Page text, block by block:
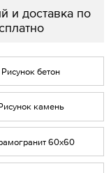
и доставка по
Рисунок бетон
камень
60х60